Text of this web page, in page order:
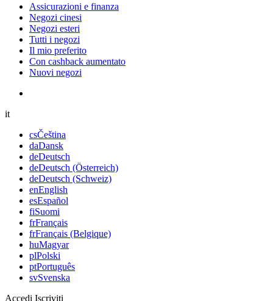
Assicurazioni e finanza
Negozi cinesi
Negozi esteri
Tutti i negozi
Il mio preferito
Con cashback aumentato
Nuovi negozi
it
csČeština
daDansk
deDeutsch
deDeutsch (Österreich)
deDeutsch (Schweiz)
enEnglish
esEspañol
fiSuomi
frFrançais
frFrançais (Belgique)
huMagyar
plPolski
ptPortuguês
svSvenska
Accedi Iscriviti